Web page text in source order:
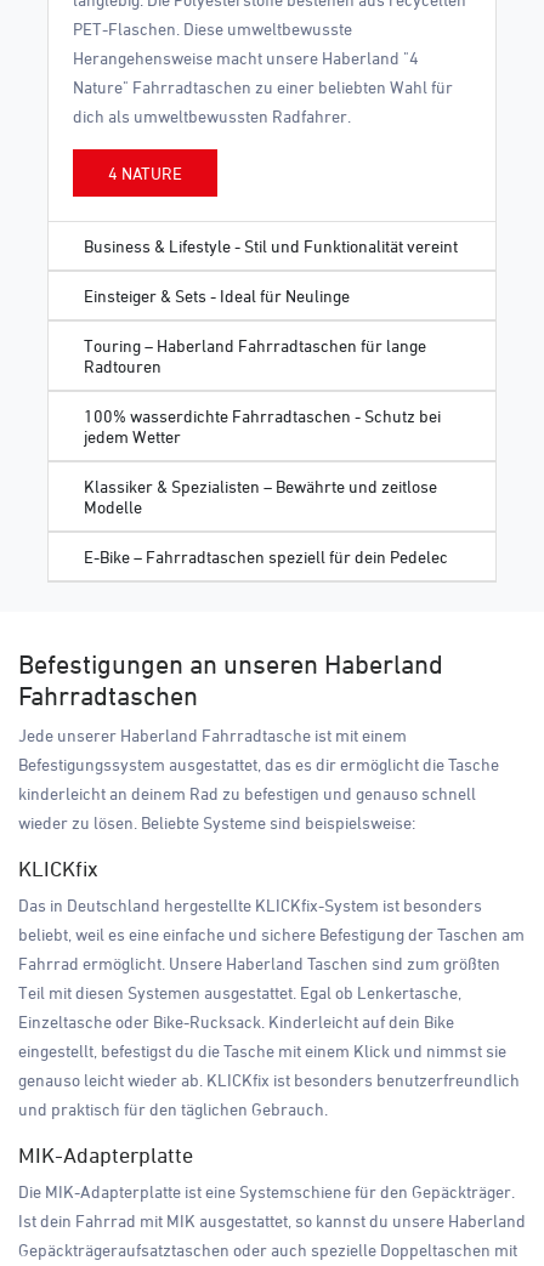
PET-Flaschen. Diese umweltbewusste
Herangehensweise macht unsere Haberland "4
Nature" Fahrradtaschen zu einer beliebten Wahl für
dich als umweltbewussten Radfahrer.
4 NATURE
Business & Lifestyle - Stil und Funktionalität vereint
Einsteiger & Sets - Ideal für Neulinge
Touring – Haberland Fahrradtaschen für lange
Radtouren
100% wasserdichte Fahrradtaschen - Schutz bei
jedem Wetter
Klassiker & Spezialisten – Bewährte und zeitlose
Modelle
E-Bike – Fahrradtaschen speziell für dein Pedelec
Befestigungen an unseren Haberland
Fahrradtaschen
Jede unserer Haberland Fahrradtasche ist mit einem
Befestigungssystem ausgestattet, das es dir ermöglicht die Tasche
kinderleicht an deinem Rad zu befestigen und genauso schnell
wieder zu lösen. Beliebte Systeme sind beispielsweise:
KLICKfix
Das in Deutschland hergestellte KLICKfix-System ist besonders
beliebt, weil es eine einfache und sichere Befestigung der Taschen am
Fahrrad ermöglicht. Unsere Haberland Taschen sind zum größten
Teil mit diesen Systemen ausgestattet. Egal ob Lenkertasche,
Einzeltasche oder Bike-Rucksack. Kinderleicht auf dein Bike
eingestellt, befestigst du die Tasche mit einem Klick und nimmst sie
genauso leicht wieder ab. KLICKfix ist besonders benutzerfreundlich
und praktisch für den täglichen Gebrauch.
MIK-Adapterplatte
Die MIK-Adapterplatte ist eine Systemschiene für den Gepäckträger.
Ist dein Fahrrad mit MIK ausgestattet, so kannst du unsere Haberland
Gepäckträgeraufsatztaschen oder auch spezielle Doppeltaschen mit